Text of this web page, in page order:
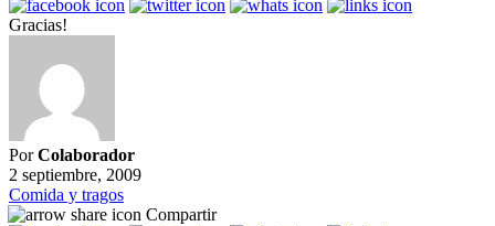
Gracias!
PorColaborador
2 septiembre, 2009
Comida y tragos
Compartir